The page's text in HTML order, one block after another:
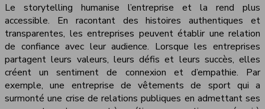
Le storytelling humanise l’entreprise et la rend plus
accessible. En racontant des histoires authentiques et
transparentes, les entreprises peuvent établir une relation
de confiance avec leur audience. Lorsque les entreprises
partagent leurs valeurs, leurs défis et leurs succès, elles
créent un sentiment de connexion et d’empathie. Par
exemple, une entreprise de vêtements de sport qui a
surmonté une crise de relations publiques en admettant ses